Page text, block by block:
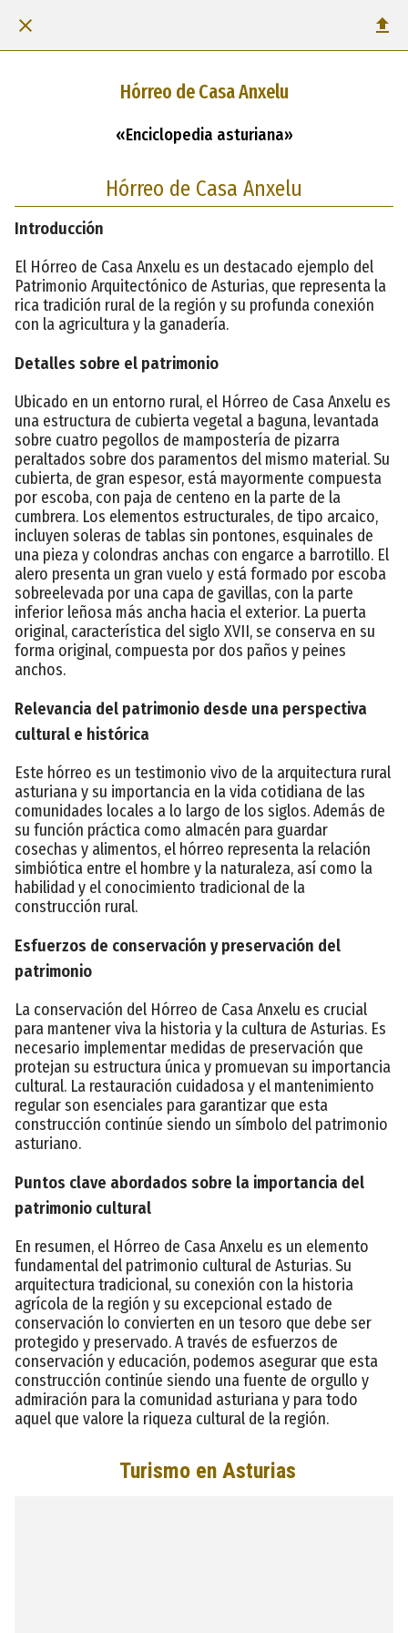
Hórreo de Casa Anxelu
«Enciclopedia asturiana»
Hórreo de Casa Anxelu
Introducción
El Hórreo de Casa Anxelu es un destacado ejemplo del
Patrimonio Arquitectónico de Asturias, que representa la
rica tradición rural de la región y su profunda conexión
con la agricultura y la ganadería.
Detalles sobre el patrimonio
Ubicado en un entorno rural, el Hórreo de Casa Anxelu es
una estructura de cubierta vegetal a baguna, levantada
sobre cuatro pegollos de mampostería de pizarra
peraltados sobre dos paramentos del mismo material. Su
cubierta, de gran espesor, está mayormente compuesta
por escoba, con paja de centeno en la parte de la
cumbrera. Los elementos estructurales, de tipo arcaico,
incluyen soleras de tablas sin pontones, esquinales de
una pieza y colondras anchas con engarce a barrotillo. El
alero presenta un gran vuelo y está formado por escoba
sobreelevada por una capa de gavillas, con la parte
inferior leñosa más ancha hacia el exterior. La puerta
original, característica del siglo XVII, se conserva en su
forma original, compuesta por dos paños y peines
anchos.
Relevancia del patrimonio desde una perspectiva
cultural e histórica
Este hórreo es un testimonio vivo de la arquitectura rural
asturiana y su importancia en la vida cotidiana de las
comunidades locales a lo largo de los siglos. Además de
su función práctica como almacén para guardar
cosechas y alimentos, el hórreo representa la relación
simbiótica entre el hombre y la naturaleza, así como la
habilidad y el conocimiento tradicional de la
construcción rural.
Esfuerzos de conservación y preservación del
patrimonio
La conservación del Hórreo de Casa Anxelu es crucial
para mantener viva la historia y la cultura de Asturias. Es
necesario implementar medidas de preservación que
protejan su estructura única y promuevan su importancia
cultural. La restauración cuidadosa y el mantenimiento
regular son esenciales para garantizar que esta
construcción continúe siendo un símbolo del patrimonio
asturiano.
Puntos clave abordados sobre la importancia del
patrimonio cultural
En resumen, el Hórreo de Casa Anxelu es un elemento
fundamental del patrimonio cultural de Asturias. Su
arquitectura tradicional, su conexión con la historia
agrícola de la región y su excepcional estado de
conservación lo convierten en un tesoro que debe ser
protegido y preservado. A través de esfuerzos de
conservación y educación, podemos asegurar que esta
construcción continúe siendo una fuente de orgullo y
admiración para la comunidad asturiana y para todo
aquel que valore la riqueza cultural de la región.